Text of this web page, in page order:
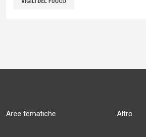
Aree tematiche Altro